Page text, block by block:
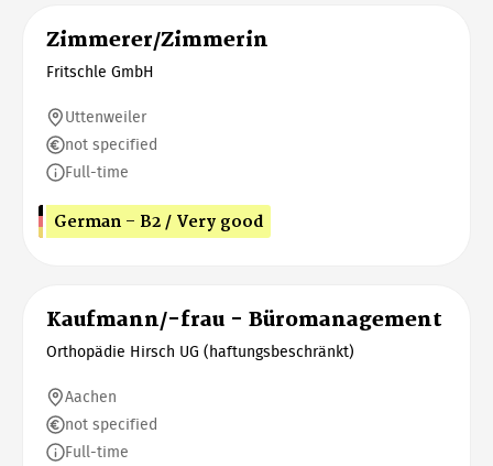
Zimmerer/Zimmerin
Fritschle GmbH
Uttenweiler
not specified
Full-time
German - B2 / Very good
Kaufmann/-frau - Büromanagement
Orthopädie Hirsch UG (haftungsbeschränkt)
Aachen
not specified
Full-time